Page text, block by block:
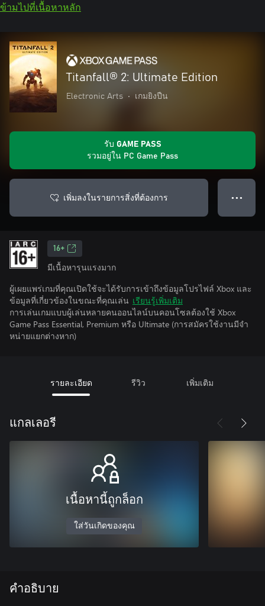
ข้ามไปที่เนื้อหาหลัก
Titanfall® 2: Ultimate Edition
Electronic Arts • เกมยิงปืน
รับ GAME PASS
รวมอยู่ใน PC Game Pass
เพิ่มลงในรายการสิ่งที่ต้องการ ● ● ●
16+
มีเนื้อหารุนแรงมาก
ผู้เผยแพร่เกมที่คุณเปิดใช้จะได้รับการเข้าถึงข้อมูลโปรไฟล์ Xbox และ
ข้อมูลที่เกี่ยวข้องในขณะที่คุณเล่น เรียนรู้เพิ่มเติม
การเล่นเกมแบบผู้เล่นหลายคนออนไลน์บนคอนโซลต้องใช้ Xbox
Game Pass Essential, Premium หรือ Ultimate (การสมัครใช้งานมีจํา
หน่ายแยกต่างหาก)
รายละเอียด รีวิว เพิ่มเติม
แกลเลอรี
เนื้อหานี้ถูกล็อก
ใส่วันเกิดของคุณ
คำอธิบาย